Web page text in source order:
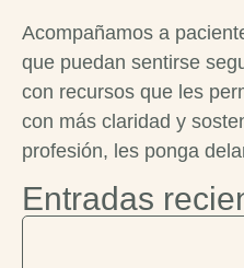
Acompañamos a
que puedan sentirse
con recursos que les
con más claridad y
profesión, les ponga
Entradas